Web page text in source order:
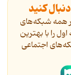
کنید
همه شبکه‌های
را با بهترین
اجتماعی